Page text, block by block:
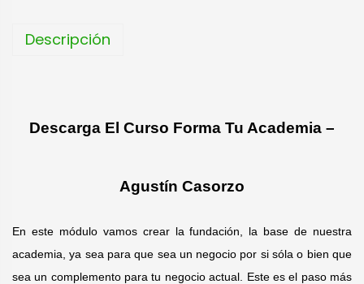
e
Descripción
Descarga El Curso Forma Tu Academia –
Agustín Casorzo
En este módulo vamos crear la fundación, la base de nuestra
academia, ya sea para que sea un negocio por si sóla o bien que
sea un complemento para tu negocio actual. Este es el paso más